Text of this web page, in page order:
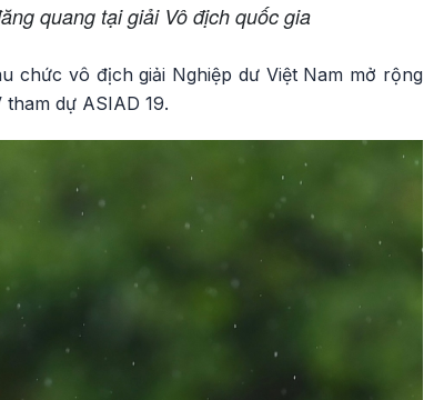
quang tại giải Vô địch quốc gia
chức vô địch giải Nghiệp dư Việt Nam mở rộng
dự ASIAD 19.